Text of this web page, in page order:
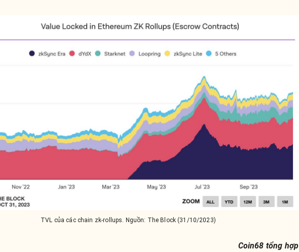
TVL của các chain zk-rollups. Nguồn: The Block (31/10/2023)
Coin68 tổng hợp